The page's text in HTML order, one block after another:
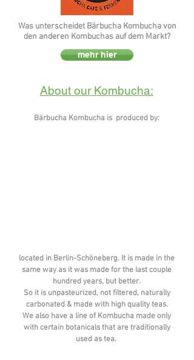
Was unterscheidet Bärbucha Kombucha von
den anderen Kombuchas auf dem Markt?
mehr hier
About our Kombucha:
Bärbucha Kombucha is produced by:
located in Berlin-Schöneberg. It is made in the
same way as it was made for the last couple
hundred years, but better.
So it is unpasteurized, not filtered, naturally
carbonated & made with high quality teas.
We also have a line of Kombucha made only
with certain botanicals that are traditionally
used as tea.